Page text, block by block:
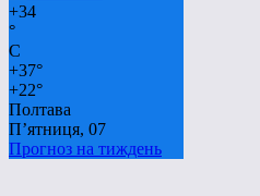
+34
°
C
+37°
+22°
Полтава
П’ятниця, 07
Прогноз на тиждень